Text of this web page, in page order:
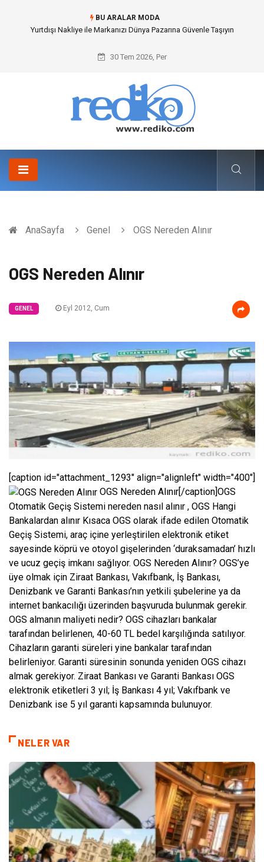
BU ARALAR MODA
İnternetsiz Bir Gün Nedir ve Neden Önemlidir?
30 Tem 2026, Per
AnaSayfa Genel OGS Nereden Alınır
OGS Nereden Alınır
GENEL Eyl 2012, Cum
[caption id="attachment_1293" align="alignleft" width="400"]
OGS Nereden Alınır[/caption]OGS
Otomatik Geçiş Sistemi nereden nasıl alınır , OGS Hangi
Bankalardan alınır Kısaca OGS olarak ifade edilen Otomatik
Geçiş Sistemi, araç içine yerleştirilen elektronik etiket
sayesinde köprü ve otoyol gişelerinden ‘duraksamadan’ hızlı
ve ucuz geçiş imkanı sağlıyor. OGS Nereden Alınır? OGS’ye
üye olmak için Ziraat Bankası, Vakıfbank, İş Bankası,
Denizbank ve Garanti Bankası’nın yetkili şubelerine ya da
internet bankacılığı üzerinden başvuruda bulunmak gerekir.
OGS almanın maliyeti nedir? OGS cihazları bankalar
tarafından belirlenen, 40-60 TL bedel karşılığında satılıyor.
Cihazların garanti süreleri yine bankalar tarafından
belirleniyor. Garanti süresinin sonunda yeniden OGS cihazı
almak gerekiyor. Ziraat Bankası ve Garanti Bankası OGS
elektronik etiketleri 3 yıl; İş Bankası 4 yıl; Vakıfbank ve
Denizbank ise 5 yıl garanti kapsamında bulunuyor.
NELER VAR